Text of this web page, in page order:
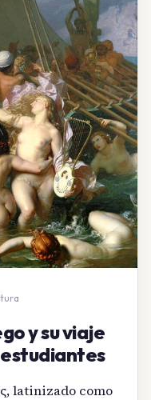
y su viaje
estudiantes
latinizado como